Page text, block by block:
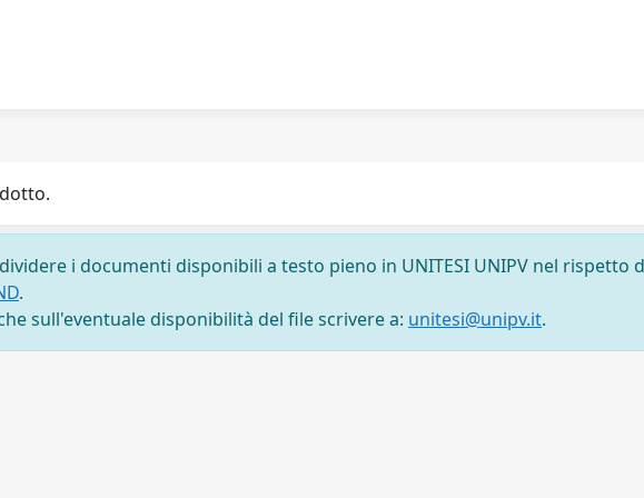
i documenti disponibili a testo pieno in UNITESI UNIPV nel rispetto
.
sull'eventuale disponibilità del file scrivere a: unitesi@unipv.it.